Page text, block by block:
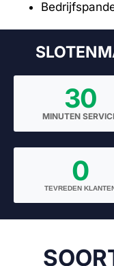
MINUTEN
30
TEVREDEN
0